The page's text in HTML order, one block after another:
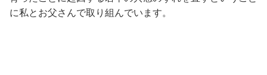
に私とお父さんで取り組んでいます。